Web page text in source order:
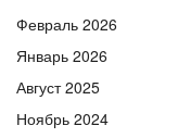
Февраль 2026
Январь 2026
Август 2025
Ноябрь 2024